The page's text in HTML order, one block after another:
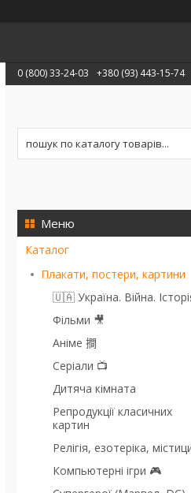
0 (800) 33-24-03 +380 (93) 443-15-74
Каталог
Плакати, постери, картини
🇺🇦 Україна. Війна.
Фільми 🎥
Аніме 𢵧
Серіали 📺
Дитяча кімната
Репродукції класичних
картин
Релігія, езотеріка,
Компьютерні ігри 🎮